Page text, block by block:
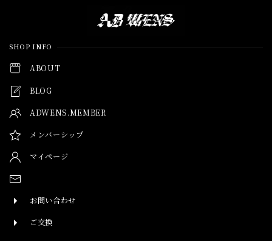
SHOP INFO
ABOUT
BLOG
ADWENS.MEMBER
メンバーシップ
マイページ
お問い合わせ
ご交換